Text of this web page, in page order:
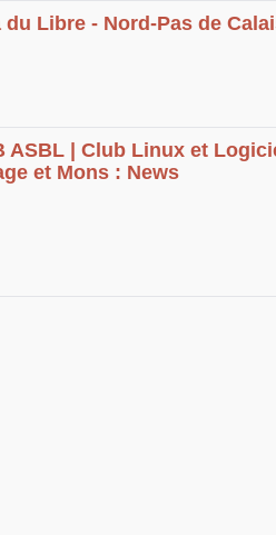
du Libre - Nord-Pas de
ASBL | Club Linux et
et Mons : News